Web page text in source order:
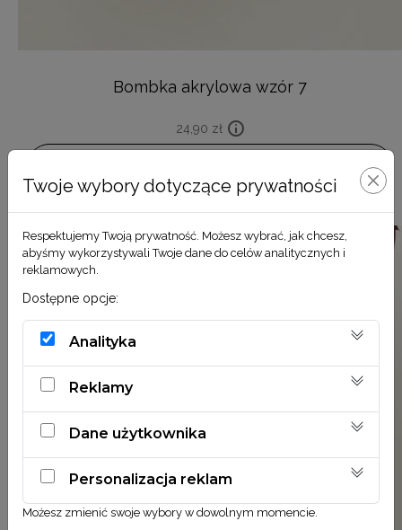
Bombka akrylowa wzór 7
24,90 zł
Twoje wybory dotyczące prywatności
Respektujemy Twoją prywatność. Możesz wybrać, jak chcesz,
abyśmy wykorzystywali Twoje dane do celów analitycznych i
reklamowych.
Dostępne opcje:
Analityka
Reklamy
Dane użytkownika
Personalizacja reklam
Możesz zmienić swoje wybory w dowolnym momencie.